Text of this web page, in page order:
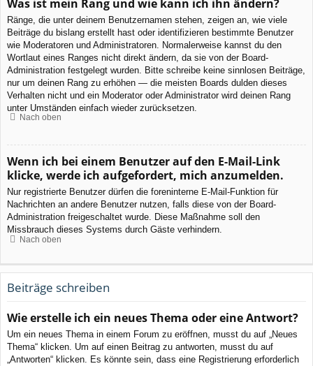
Was ist mein Rang und wie kann ich ihn ändern?
Ränge, die unter deinem Benutzernamen stehen, zeigen an, wie viele
Beiträge du bislang erstellt hast oder identifizieren bestimmte Benutzer
wie Moderatoren und Administratoren. Normalerweise kannst du den
Wortlaut eines Ranges nicht direkt ändern, da sie von der Board-
Administration festgelegt wurden. Bitte schreibe keine sinnlosen Beiträge,
nur um deinen Rang zu erhöhen — die meisten Boards dulden dieses
Verhalten nicht und ein Moderator oder Administrator wird deinen Rang
unter Umständen einfach wieder zurücksetzen.
Nach oben
Wenn ich bei einem Benutzer auf den E-Mail-Link
klicke, werde ich aufgefordert, mich anzumelden.
Nur registrierte Benutzer dürfen die foreninterne E-Mail-Funktion für
Nachrichten an andere Benutzer nutzen, falls diese von der Board-
Administration freigeschaltet wurde. Diese Maßnahme soll den
Missbrauch dieses Systems durch Gäste verhindern.
Nach oben
Beiträge schreiben
Wie erstelle ich ein neues Thema oder eine Antwort?
Um ein neues Thema in einem Forum zu eröffnen, musst du auf „Neues
Thema“ klicken. Um auf einen Beitrag zu antworten, musst du auf
„Antworten“ klicken. Es könnte sein, dass eine Registrierung erforderlich